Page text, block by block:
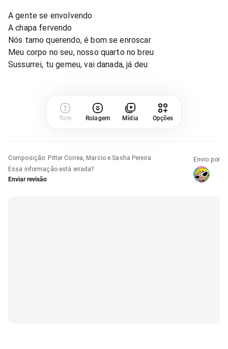
A gente se envolvendo
A chapa fervendo
Nós tamo querendo, é bom se enroscar
Meu corpo no seu, nosso quarto no breu
Sussurrei, tu gemeu, vai danada, já deu
Tom Rolagem Mídia Opções
Composição: Pitter Correa, Marcio e Sasha Pereira
Essa informação está errada?
Enviar revisão
Envio por